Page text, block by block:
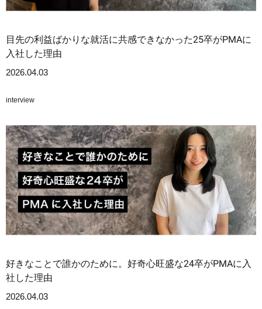
目先の利益ばかりな就活に共感できなかった25卒がPMAに
入社した理由
2026.04.03
interview
好きなことで誰かのために。好奇心旺盛な24卒がPMAに入
社した理由
2026.04.03